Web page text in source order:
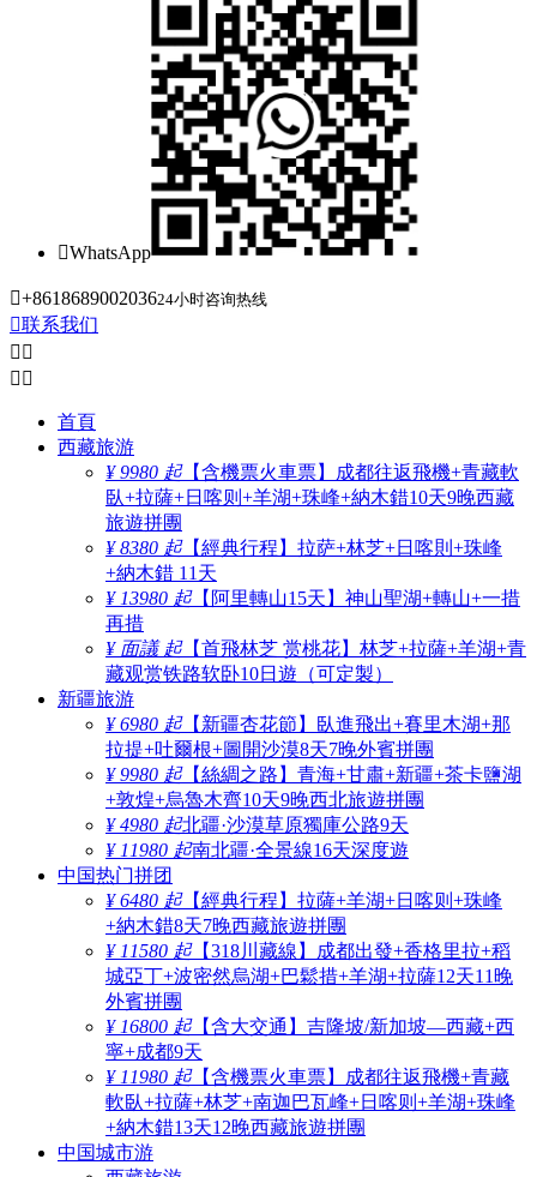
WhatsApp
+861868900203624小时咨询热线
联系我们
 
 
首頁
西藏旅游
¥ 9980 起【含機票火車票】成都往返飛機+青藏軟
臥+拉薩+日喀则+羊湖+珠峰+納木錯10天9晚西藏
旅遊拼團
¥ 8380 起【經典行程】拉萨+林芝+日喀則+珠峰
+納木錯 11天
¥ 13980 起【阿里轉山15天】神山聖湖+轉山+一措
再措
¥ 面議 起【首飛林芝 赏桃花】林芝+拉薩+羊湖+青
藏观赏铁路软卧10日遊（可定製）
新疆旅游
¥ 6980 起【新疆杏花節】臥進飛出+賽里木湖+那
拉提+吐爾根+圖開沙漠8天7晚外賓拼團
¥ 9980 起【絲綢之路】青海+甘肅+新疆+茶卡鹽湖
+敦煌+烏魯木齊10天9晚西北旅遊拼團
¥ 4980 起北疆·沙漠草原獨庫公路9天
¥ 11980 起南北疆·全景線16天深度遊
中国热门拼团
¥ 6480 起【經典行程】拉薩+羊湖+日喀则+珠峰
+納木錯8天7晚西藏旅遊拼團
¥ 11580 起【318川藏線】成都出發+香格里拉+稻
城亞丁+波密然烏湖+巴鬆措+羊湖+拉薩12天11晚
外賓拼團
¥ 16800 起【含大交通】吉隆坡/新加坡—西藏+西
寧+成都9天
¥ 11980 起【含機票火車票】成都往返飛機+青藏
軟臥+拉薩+林芝+南迦巴瓦峰+日喀则+羊湖+珠峰
+納木錯13天12晚西藏旅遊拼團
中国城市游